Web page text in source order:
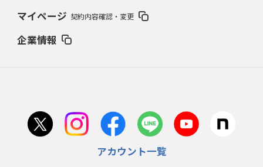
マイページ 契約内容確認・変更
企業情報
アカウント一覧